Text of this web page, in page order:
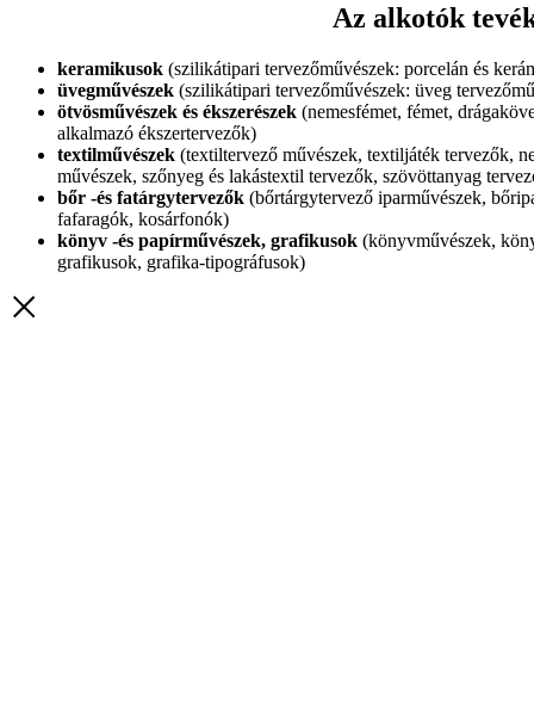
Az alkotók
keramikusok (szilikátipari tervezőművészek: porcelán és
üvegművészek (szilikátipari tervezőművészek: üveg
ötvösművészek és ékszerészek (nemesfémet, fémet,
alkalmazó ékszertervezők)
textilművészek (textiltervező művészek, textiljáték tervezők,
művészek, szőnyeg és lakástextil tervezők, szövöttanyag
bőr -és fatárgytervezők (bőrtárgytervező iparművészek,
fafaragók, kosárfonók)
könyv -és papírművészek, grafikusok (könyvművészek,
grafikusok, grafika-tipográfusok)